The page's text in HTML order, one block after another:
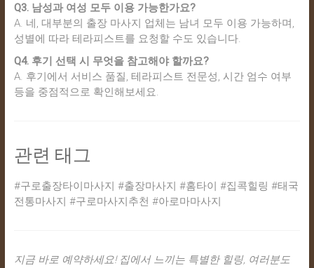
Q3. 남성과 여성 모두 이용 가능한가요?
A. 네, 대부분의 출장 마사지 업체는 남녀 모두 이용 가능하며,
성별에 따라 테라피스트를 요청할 수도 있습니다.
Q4. 후기 선택 시 무엇을 참고해야 할까요?
A. 후기에서 서비스 품질, 테라피스트 전문성, 시간 엄수 여부
등을 중점적으로 확인해보세요.
관련 태그
#구로출장타이마사지 #출장마사지 #홈타이 #집콕힐링 #태국
전통마사지 #구로마사지추천 #아로마마사지
지금 바로 예약하세요! 집에서 느끼는 특별한 힐링, 여러분도